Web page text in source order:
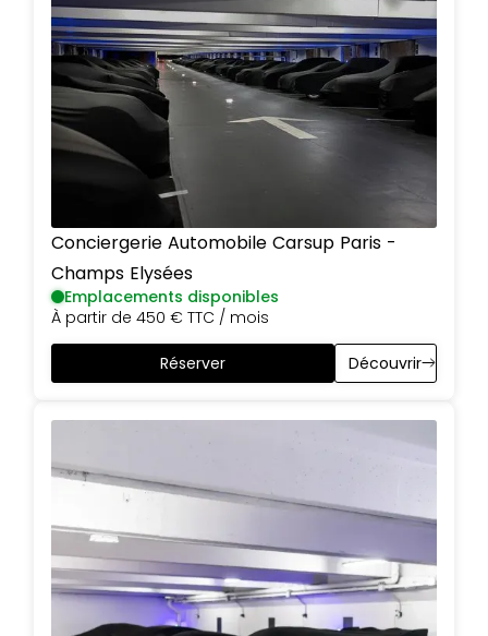
Conciergerie Automobile Carsup Paris -
Champs Elysées
Emplacements disponibles
À partir de 450 € TTC / mois
Réserver Découvrir